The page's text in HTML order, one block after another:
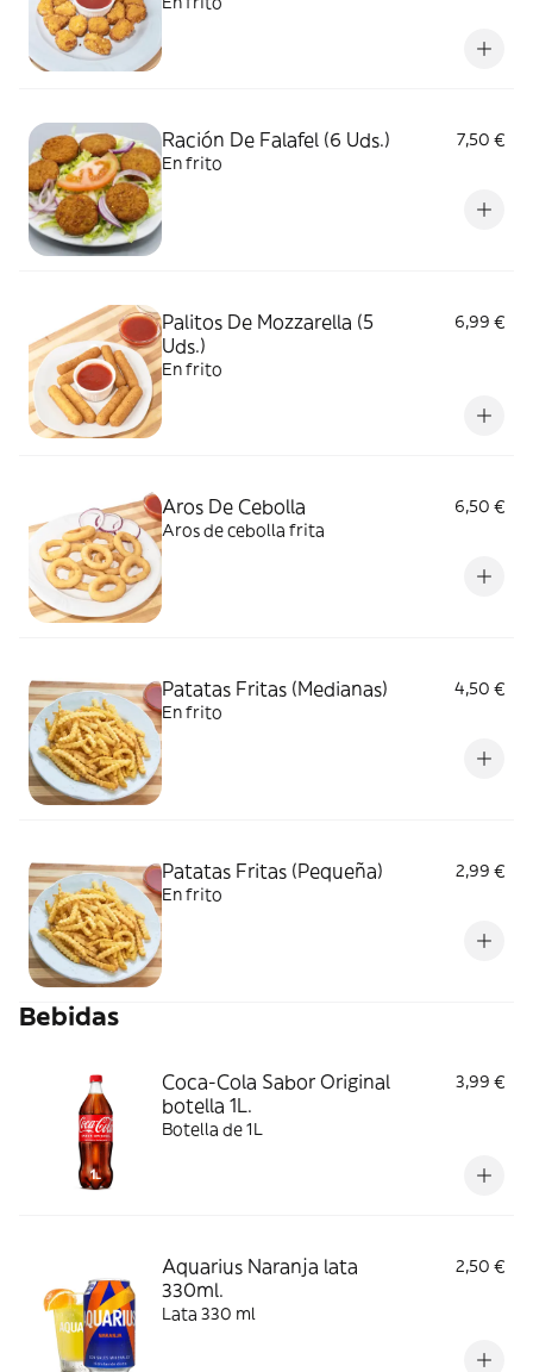
Ración De Falafel (6 Uds.)
7,50 €
En frito
Palitos De Mozzarella (5
Uds.)
6,99 €
En frito
Aros De Cebolla
6,50 €
Aros de cebolla frita
Patatas Fritas (Medianas)
4,50 €
En frito
Patatas Fritas (Pequeña)
2,99 €
En frito
Bebidas
Coca-Cola Sabor Original
botella 1L.
3,99 €
Botella de 1L
Aquarius Naranja lata
330ml.
2,50 €
Lata 330 ml